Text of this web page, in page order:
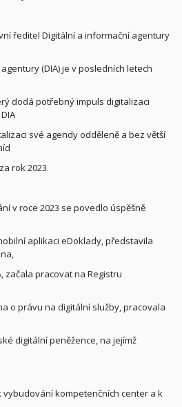
ředitel Digitální a informační agentury
(DIA) je v posledních letech
dodá potřebný impuls digitalizaci
své agendy odděleně a bez větší
rok 2023.
v roce 2023 se povedlo úspěšně
aplikaci eDoklady, představila
začala pracovat na Registru
o právu na digitální služby, pracovala
digitální peněžence, na jejímž
vybudování kompetenčních center a k